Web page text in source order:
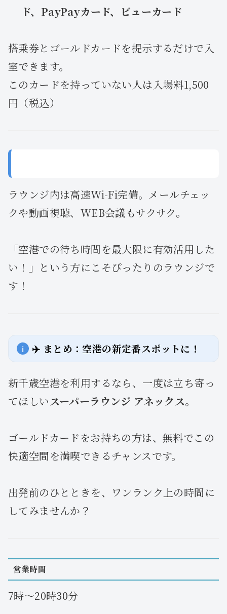
ド、PayPayカード、ビューカード
搭乗券とゴールドカードを提示するだけで入
室できます。
このカードを持っていない人は入場料1,500
円（税込）
ラウンジ内は高速Wi-Fi完備。メールチェッ
クや動画視聴、WEB会議もサクサク。
「空港での待ち時間を最大限に有効活用した
い！」という方にこそぴったりのラウンジで
す！
✈️ まとめ：空港の新定番スポットに！
新千歳空港を利用するなら、一度は立ち寄っ
てほしいスーパーラウンジ アネックス。
ゴールドカードをお持ちの方は、無料でこの
快適空間を満喫できるチャンスです。
出発前のひとときを、ワンランク上の時間に
してみませんか？
営業時間
7時～20時30分